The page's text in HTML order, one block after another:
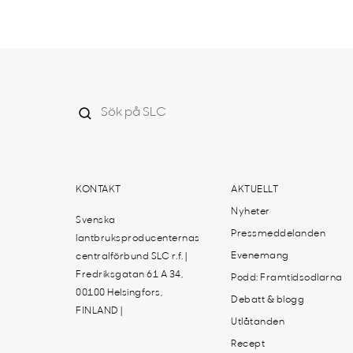
KONTAKT
Svenska
lantbruksproducenternas
centralförbund SLC r.f. |
Fredriksgatan 61 A 34,
00100 Helsingfors,
FINLAND |
AKTUELLT
Nyheter
Pressmeddelanden
Evenemang
Podd: Framtidsodlarna
Debatt & blogg
Utlåtanden
Recept